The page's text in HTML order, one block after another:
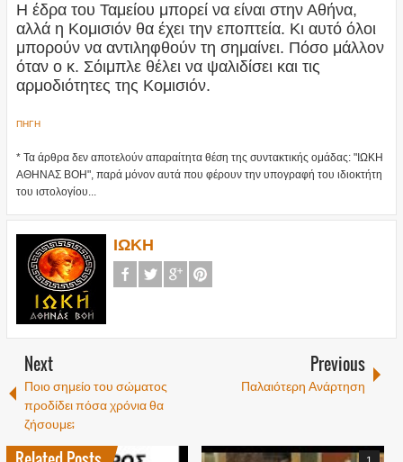
Η έδρα του Ταμείου μπορεί να είναι στην Αθήνα,
αλλά η Κομισιόν θα έχει την εποπτεία. Κι αυτό όλοι
μπορούν να αντιληφθούν τη σημαίνει. Πόσο μάλλον
όταν ο κ. Σόιμπλε θέλει να ψαλιδίσει και τις
αρμοδιότητες της Κομισιόν.
ΠΗΓΗ
* Τα άρθρα δεν αποτελούν απαραίτητα θέση της συντακτικής ομάδας: "ΙΩΚΗ
ΑΘΗΝΑΣ ΒΟΗ", παρά μόνον αυτά που φέρουν την υπογραφή του ιδιοκτήτη
του ιστολογίου...
ΙΩΚΗ
Next
Ποιο σημείο του σώματος
προδίδει πόσα χρόνια θα
ζήσουμε;
Previous
Παλαιότερη Ανάρτηση